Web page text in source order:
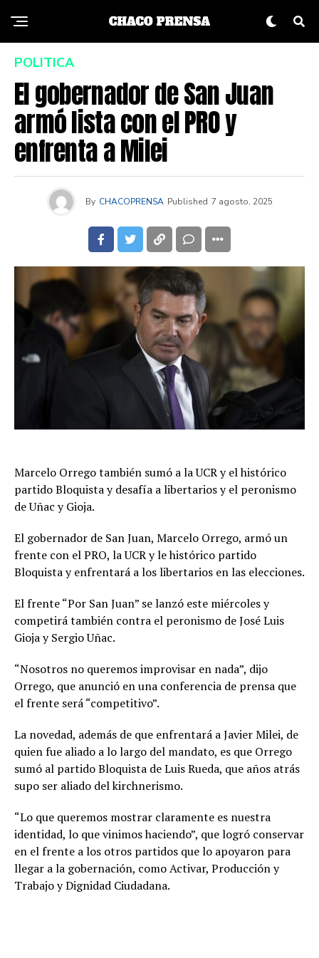
POLITICA
El gobernador de San Juan
armó lista con el PRO y
enfrenta a Milei
By CHACOPRENSA Published 7 agosto, 2025
Marcelo Orrego también sumó a la UCR y el histórico
partido Bloquista y desafía a libertarios y el peronismo
de Uñac y Gioja.
El gobernador de San Juan, Marcelo Orrego, armó un
frente con el PRO, la UCR y le histórico partido
Bloquista y enfrentará a los libertarios en las elecciones.
El frente “Por San Juan” se lanzó este miércoles y
competirá también contra el peronismo de José Luis
Gioja y Sergio Uñac.
“Nosotros no queremos improvisar en nada”, dijo
Orrego, que anunció en una conferencia de prensa que
el frente será “competitivo”.
La novedad, además de que enfrentará a Javier Milei, de
quien fue aliado a lo largo del mandato, es que Orrego
sumó al partido Bloquista de Luis Rueda, que años atrás
supo ser aliado del kirchnerismo.
“Lo que queremos mostrar claramente es nuestra
identidad, lo que vinimos haciendo”, que logró conservar
en el frente a los otros partidos que lo apoyaron para
llegar a la gobernación, como Activar, Producción y
Trabajo y Dignidad Ciudadana.